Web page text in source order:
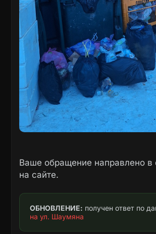
Ваше обращение направлено в
на сайте.
ОБНОВЛЕНИЕ: получен ответ по
на ул. Шаумяна